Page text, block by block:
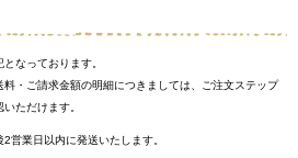
なっております。
・ご請求金額の明細につきましては、ご注文ステップ
ただけます。
営業日以内に発送いたします。